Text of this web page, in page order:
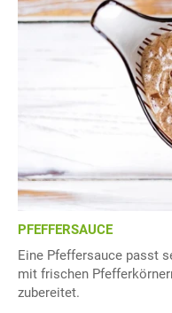
PFEFFERSAUCE
Eine Pfeffersauce passt
mit frischen
zubereitet.